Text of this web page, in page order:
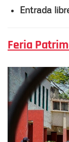
Entrada
Feria